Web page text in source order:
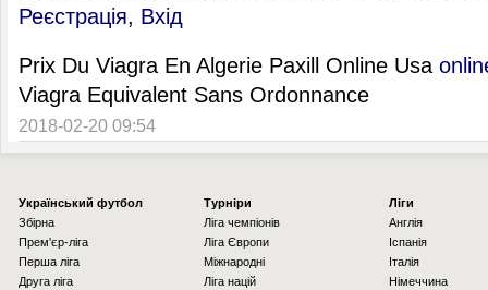
Реєстрація, Вхід
Prix Du Viagra En Algerie Paxill Online Usa
Viagra Equivalent Sans Ordonnance
2018-02-20 09:54
Українcький футбол
Збірна
Прем'єр-ліга
Перша ліга
Друга ліга
Турніри
Ліга чемпіонів
Ліга Європи
Міжнародні
Ліга націй
Ліги
Англія
Іспанія
Італія
Німеччина